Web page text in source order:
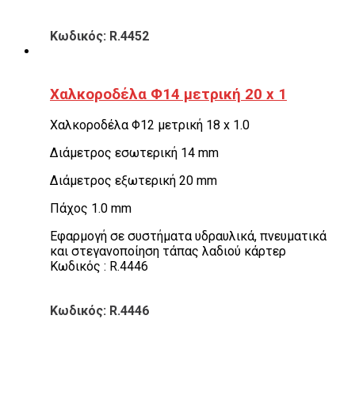
Κωδικός: R.4452
Χαλκοροδέλα Φ14 μετρική 20 x 1
Χαλκοροδέλα Φ12 μετρική 18 x 1.0
Διάμετρος εσωτερική 14 mm
Διάμετρος εξωτερική 20 mm
Πάχος 1.0 mm
Εφαρμογή σε συστήματα υδραυλικά, πνευματικά
και στεγανοποίηση τάπας λαδιού κάρτερ
Κωδικός : R.4446
Κωδικός: R.4446